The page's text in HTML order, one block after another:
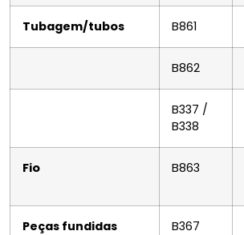
Tubagem/tubos B861
B862
B337 /
B338
Fio B863
Peças fundidas B367